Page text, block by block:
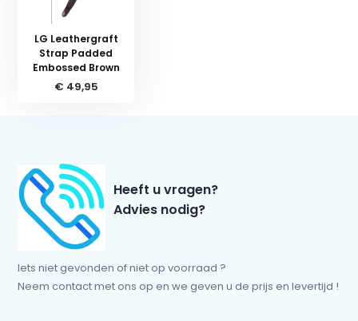
LG Leathergraft
Strap Padded
Embossed Brown
€ 49,95
Heeft u vragen?
Advies nodig?
Iets niet gevonden of niet op voorraad ?
Neem contact met ons op en we geven u de prijs en levertijd !